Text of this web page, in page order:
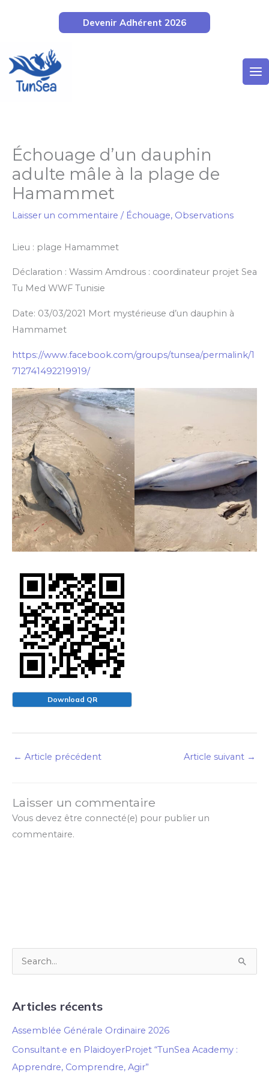
Devenir Adhérent 2026
Échouage d’un dauphin
adulte mâle à la plage de
Hamammet
Laisser un commentaire / Échouage, Observations
Lieu : plage Hamammet
Déclaration : Wassim Amdrous : coordinateur projet Sea
Tu Med WWF Tunisie
Date: 03/03/2021 Mort mystérieuse d’un dauphin à
Hammamet
https://www.facebook.com/groups/tunsea/permalink/1
712741492219919/
Download QR
← Article précédent Article suivant →
Laisser un commentaire
Vous devez être connecté(e) pour publier un
commentaire.
e
r
c
Articles récents
Assemblée Générale Ordinaire 2026
Consultant·e en PlaidoyerProjet “TunSea Academy :
Apprendre, Comprendre, Agir”